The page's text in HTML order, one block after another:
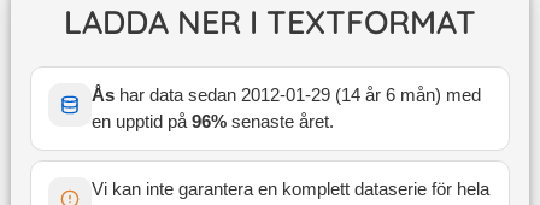
LADDA NER I TEXTFORMAT
Åshar data sedan 2012-01-29(14 år 6 mån) med
en upptid på96% senaste året.
Vi kan inte garantera en komplett dataserie för hela